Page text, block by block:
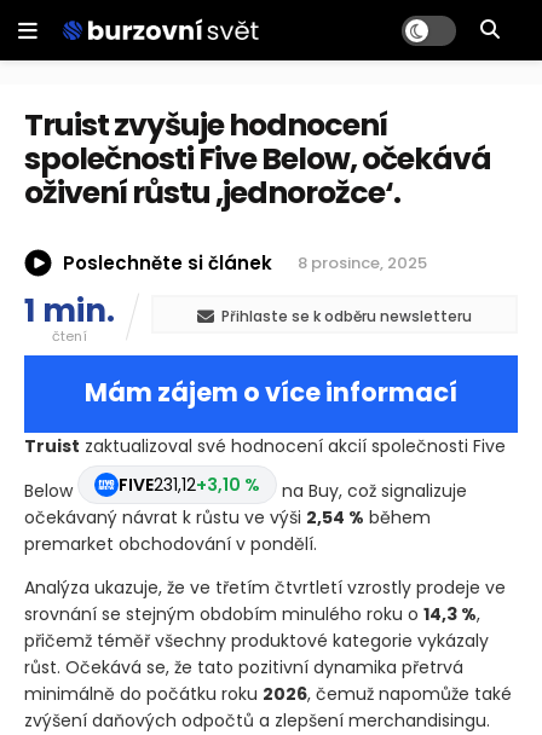
Truist zvyšuje hodnocení
společnosti Five Below, očekává
oživení růstu ‚jednorožce‘.
Poslechněte si článek 8 prosince, 2025
1 min.
čtení
Přihlaste se k odběru newsletteru
Mám zájem o více informací
Truist zaktualizoval své hodnocení akcií společnosti Five
Below
FIVE231,12+3,10 %
na Buy, což signalizuje
očekávaný návrat k růstu ve výši 2,54 % během
premarket obchodování v pondělí.
Analýza ukazuje, že ve třetím čtvrtletí vzrostly prodeje ve
srovnání se stejným obdobím minulého roku o 14,3 %,
přičemž téměř všechny produktové kategorie vykázaly
růst. Očekává se, že tato pozitivní dynamika přetrvá
minimálně do počátku roku 2026, čemuž napomůže také
zvýšení daňových odpočtů a zlepšení merchandisingu.